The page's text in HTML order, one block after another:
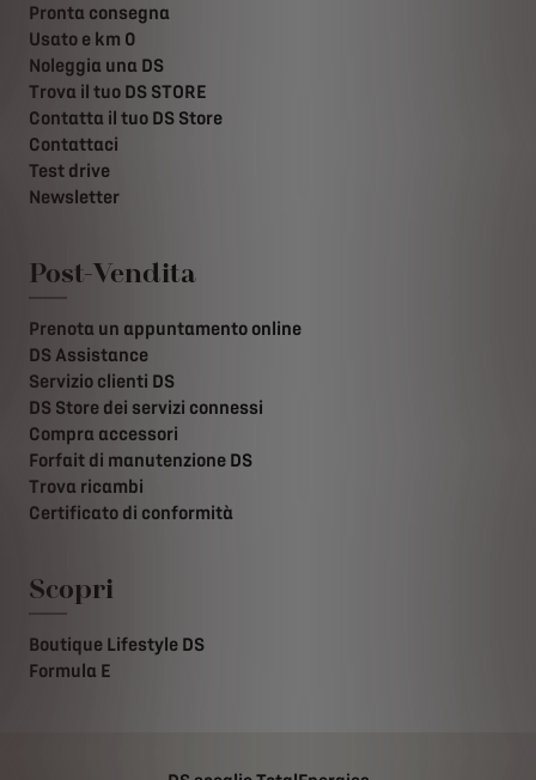
Pronta consegna
Usato e km 0
Noleggia una DS
Trova il tuo DS STORE
Contatta il tuo DS Store
Contattaci
Test drive
Newsletter
Post-Vendita
Prenota un appuntamento online
DS Assistance
Servizio clienti DS
DS Store dei servizi connessi
Compra accessori
Forfait di manutenzione DS
Trova ricambi
Certificato di conformità
Scopri
Boutique Lifestyle DS
Formula E